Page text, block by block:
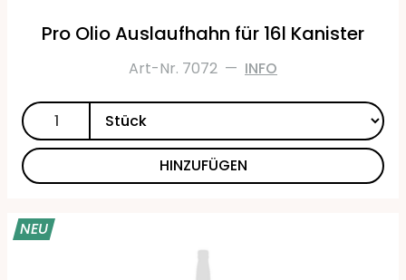
Pro Olio Auslaufhahn für 16l Kanister
Art-Nr. 7072 — INFO
HINZUFÜGEN
NEU